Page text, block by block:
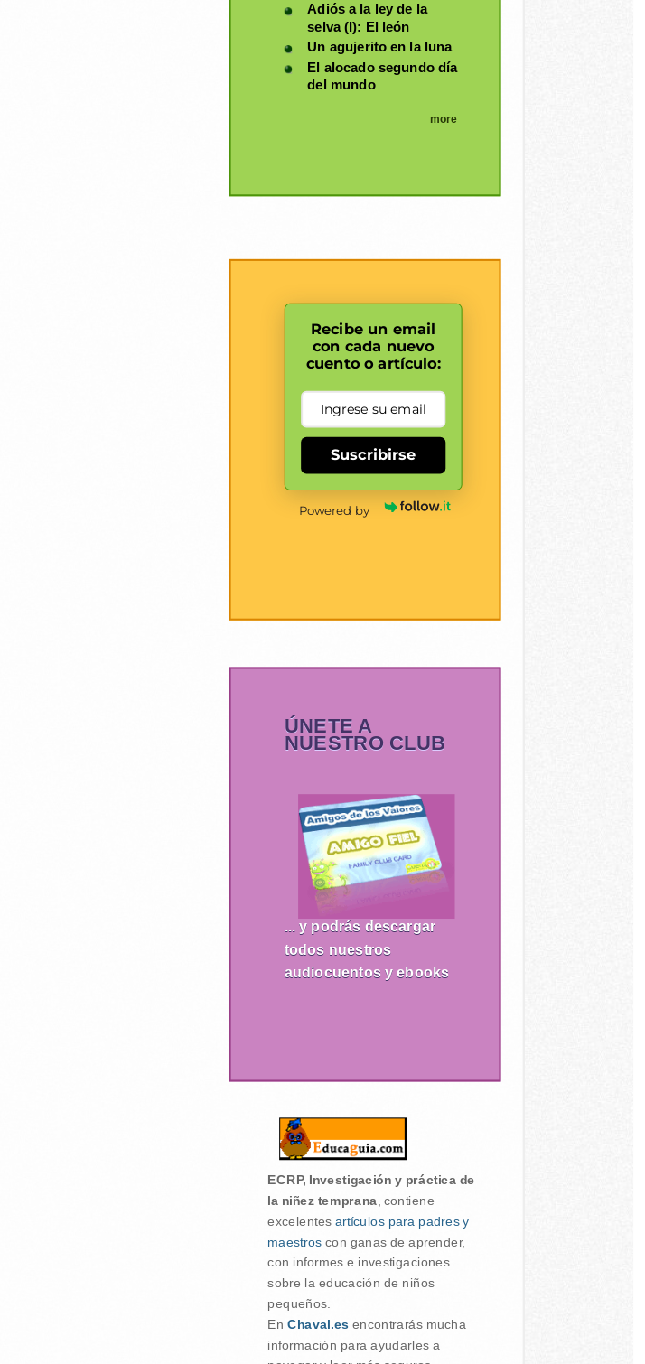
Adiós a la ley de la
selva (I): El león
Un agujerito en la luna
El alocado segundo día
del mundo
more
Recibe un email
con cada nuevo
cuento o artículo:
Suscribirse
Powered by
ÚNETE A
NUESTRO CLUB
... y podrás descargar
todos nuestros
audiocuentos y ebooks
ECRP, Investigación y práctica de
la niñez temprana, contiene
excelentes artículos para padres y
maestros con ganas de aprender,
con informes e investigaciones
sobre la educación de niños
pequeños.
En Chaval.es encontrarás mucha
información para ayudarles a